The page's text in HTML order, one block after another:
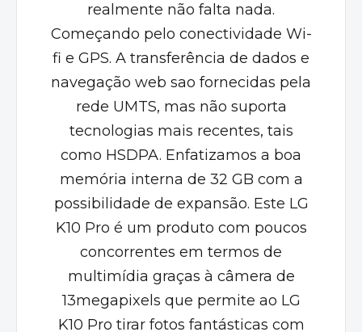
realmente não falta nada.
Começando pelo conectividade Wi-
fi e GPS. A transferência de dados e
navegação web sao fornecidas pela
rede UMTS, mas não suporta
tecnologias mais recentes, tais
como HSDPA. Enfatizamos a boa
memória interna de 32 GB com a
possibilidade de expansão. Este LG
K10 Pro é um produto com poucos
concorrentes em termos de
multimídia graças à câmera de
13megapixels que permite ao LG
K10 Pro tirar fotos fantásticas com